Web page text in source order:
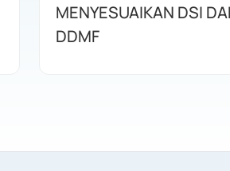
MENYESUAIKAN DSI
DDMF